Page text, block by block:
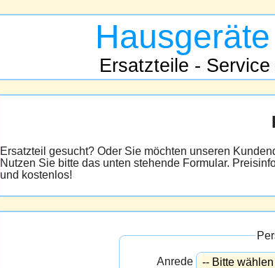
Hausgeräte
Ersatzteile -
Ersatzteil gesucht? Oder Sie möchten unseren
Nutzen Sie bitte das unten stehende Formular.
und kostenlos!
Anrede